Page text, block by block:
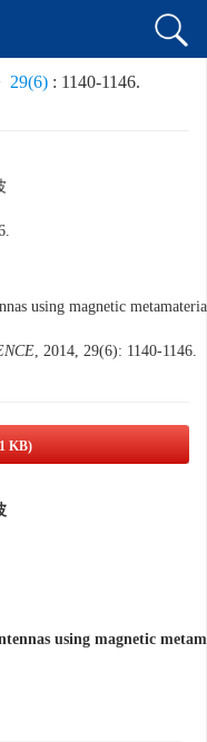
29(6) : 1140-1146.
using magnetic
, 2014, 29(6): 1140-1146.
KB)
using magnetic